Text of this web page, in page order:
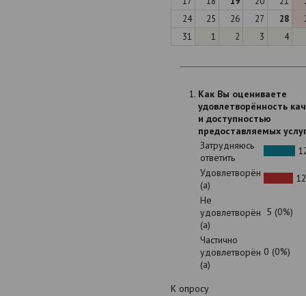
24
25 26 27 28
31
1 2 3 4
Как Вы оцениваете
удовлетворённость
и доступностью
предоставляемых
Затрудняюсь
ответить
Удовлетворён
(а)
Не
удовлетворён
(а)
5 (0%)
Частично
удовлетворён
(а)
0 (0%)
К опросу